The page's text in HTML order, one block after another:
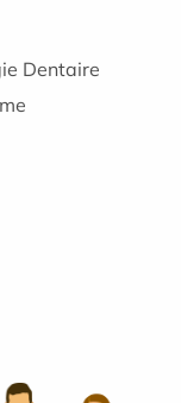
Dentaire